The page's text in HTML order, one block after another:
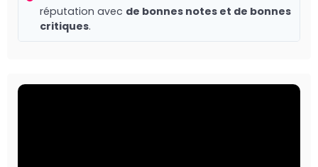
réputation avec de bonnes notes et de bonnes
critiques.